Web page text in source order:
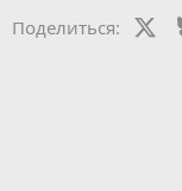
Поделиться: